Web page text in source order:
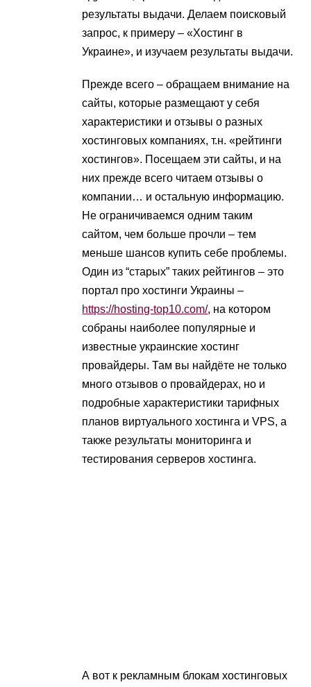
результаты выдачи. Делаем поисковый
запрос, к примеру – «Хостинг в
Украине», и изучаем результаты выдачи.
Прежде всего – обращаем внимание на
сайты, которые размещают у себя
характеристики и отзывы о разных
хостинговых компаниях, т.н. «рейтинги
хостингов». Посещаем эти сайты, и на
них прежде всего читаем отзывы о
компании… и остальную информацию.
Не ограничиваемся одним таким
сайтом, чем больше прочли – тем
меньше шансов купить себе проблемы.
Один из “старых” таких рейтингов – это
портал про хостинги Украины –
https://hosting-top10.com/, на котором
собраны наиболее популярные и
известные украинские хостинг
провайдеры. Там вы найдёте не только
много отзывов о провайдерах, но и
подробные характеристики тарифных
планов виртуального хостинга и VPS, а
также результаты мониторинга и
тестирования серверов хостинга.
А вот к рекламным блокам хостинговых